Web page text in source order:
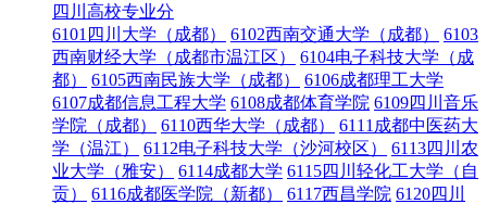
四川高校专业分
6101四川大学（成都）
6102西南交通大学（成都）
6103
西南财经大学（成都市温江区）
6104电子科技大学（成
都）
6105西南民族大学（成都）
6106成都理工大学
6107成都信息工程大学 6108成都体育学院 6109四川音乐
学院（成都）
6110西华大学（成都）
6111成都中医药大
学（温江）
6112电子科技大学（沙河校区）
6113四川农
业大学（雅安）
6114成都大学 6115四川轻化工大学（自
贡）
6116成都医学院（新都） 6117西昌学院 6120四川